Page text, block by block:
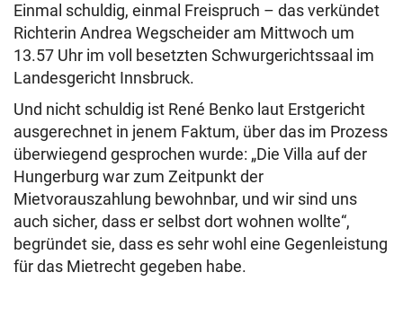
Einmal schuldig, einmal Freispruch – das verkündet
Richterin Andrea Wegscheider am Mittwoch um
13.57 Uhr im voll besetzten Schwurgerichtssaal im
Landesgericht Innsbruck.
Und nicht schuldig ist René Benko laut Erstgericht
ausgerechnet in jenem Faktum, über das im Prozess
überwiegend gesprochen wurde: „Die Villa auf der
Hungerburg war zum Zeitpunkt der
Mietvorauszahlung bewohnbar, und wir sind uns
auch sicher, dass er selbst dort wohnen wollte“,
begründet sie, dass es sehr wohl eine Gegenleistung
für das Mietrecht gegeben habe.